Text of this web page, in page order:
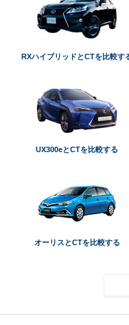
RXハイブリッドとCTを比較す
UX300eとCTを比較する
オーリスとCTを比較する